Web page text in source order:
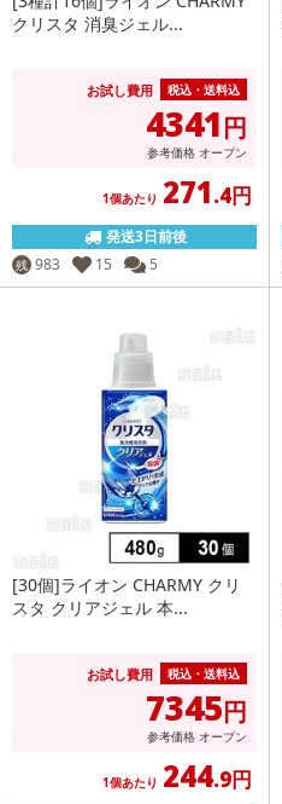
クリスタ 消臭ジェル...
お試し費用 税込・送料込
4341円
参考価格 オープン
1個あたり 271.4円
発送3日前後
残 983 15 5
[30個]ライオン CHARMY クリ
スタ クリアジェル 本...
お試し費用 税込・送料込
7345円
参考価格 オープン
1個あたり 244.9円